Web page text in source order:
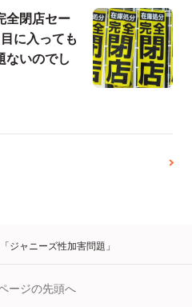
全閉店セー
に入っても
ないのでし
ジャニーズ性加害問題」
ージの先頭へ